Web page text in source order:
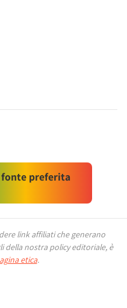
fonte preferita
link affiliati che generano
della nostra policy editoriale, è
etica.